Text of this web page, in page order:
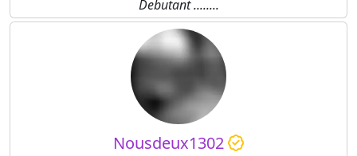
Debutant ........
Nousdeux1302